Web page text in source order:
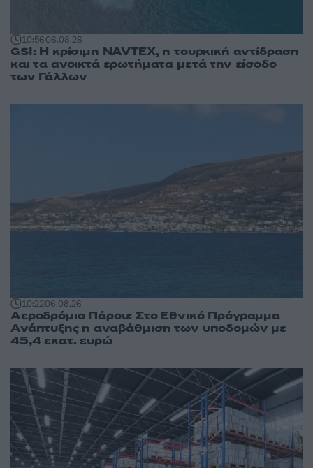
10:5606.08.26
GSI: Η κρίσιμη NAVTEX, η τουρκική αντίδραση
και τα ανοικτά ερωτήματα μετά την είσοδο
των Γάλλων
10:2206.08.26
Αεροδρόμιο Πάρου: Στο Εθνικό Πρόγραμμα
Ανάπτυξης η αναβάθμιση των υποδομών με
45,4 εκατ. ευρώ